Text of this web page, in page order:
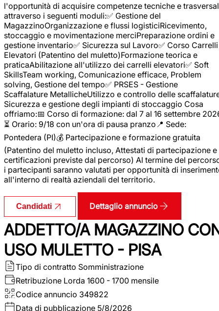
l'opportunità di acquisire competenze tecniche e
attraverso i seguenti moduli:✅ Gestione del
MagazzinoOrganizzazione e flussi logisticiRicevimento,
stoccaggio e movimentazione merciPreparazione ordini e
gestione inventario✅ Sicurezza sul Lavoro✅ Corso Carrelli
Elevatori (Patentino del muletto)Formazione teorica e
praticaAbilitazione all'utilizzo dei carrelli elevatori✅ Soft
SkillsTeam working, Comunicazione efficace, Problem
solving, Gestione del tempo✅ PRSES - Gestione
Scaffalature MetallicheUtilizzo e controllo delle
Sicurezza e gestione degli impianti di stoccaggio Cosa
offriamo:📅 Corso di formazione: dal 7 al 16 settembre
⏳ Orario: 9/18 con un'ora di pausa pranzo📍 Sede:
Pontedera (PI)💰 Partecipazione e formazione gratuita
(Patentino del muletto incluso, Attestati di partecipazione e
certificazioni previste dal percorso) Al termine del
i partecipanti saranno valutati per opportunità di
all'interno di realtà aziendali del territorio.
Candidati Dettaglio annuncio
ADDETTO/A MAGAZZINO
USO MULETTO - PISA
Tipo di contratto Somministrazione
Retribuzione Lorda 1600 - 1700 mensile
Codice annuncio 349822
Data di pubblicazione 5/8/2026